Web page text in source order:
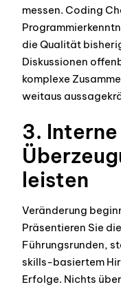
messen. Coding
die Qualität
Diskussionen
komplexe
weitaus
3. Interne
leisten
Veränderung
Präsentieren Sie
Führungsrunden,
skills-basiertem
Erfolge. Nichts